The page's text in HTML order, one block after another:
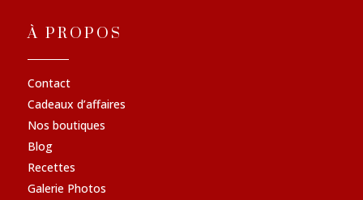
À PROPOS
Contact
Cadeaux d’affaires
Nos boutiques
Blog
Recettes
Galerie Photos